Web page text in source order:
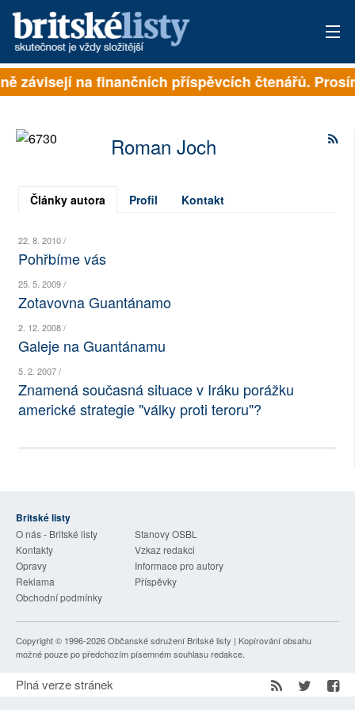
PŘIHLÁSIT
ROZHOVORY
NEJČTENĚJŠÍ ZA 7 DNÍ
AUTOŘI
PŘÍSPĚVKY NA PROVOZ
SOCIÁLNÍ SÍTĚ
RUBRIKY
závisejí na finančních příspěvcích čtenářů.
Roman Joch
Články autora Profil Kontakt
22. 8. 2010 /
Pohřbíme vás
25. 5. 2009 /
Zotavovna Guantánamo
2. 12. 2008 /
Galeje na Guantánamu
5. 2. 2007 /
Znamená současná situace v Iráku porážku
americké strategie "války proti teroru"?
Britské listy
O nás - Britské listy
Stanovy OSBL
Kontakty
Vzkaz redakci
Opravy
Informace pro autory
Reklama
Příspěvky
Obchodní podmínky
Copyright © 1996-2026Občanské sdružení Britské listy | Kopírování obsahu
možné pouze po předchozím písemném souhlasu redakce.
Plná verze stránek